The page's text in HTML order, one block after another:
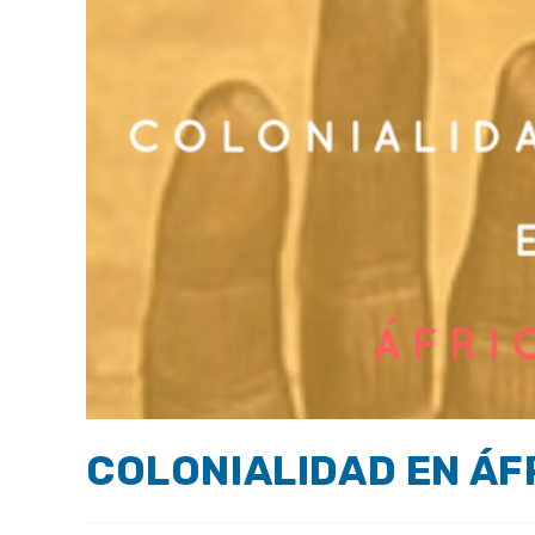
COLONIALIDAD EN